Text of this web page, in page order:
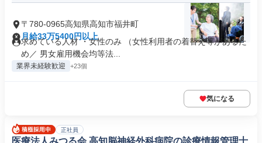
〒780-0965高知県高知市福井町
月給33万5400円以上
求めている人材 ・女性のみ （女性利用者の着替え等があるた
め／ 男女雇用機会均等法...
業界未経験歓迎 +23個
気になる
正社員
医療法人みつる会 高知脳神経外科病院の診療情報管理士